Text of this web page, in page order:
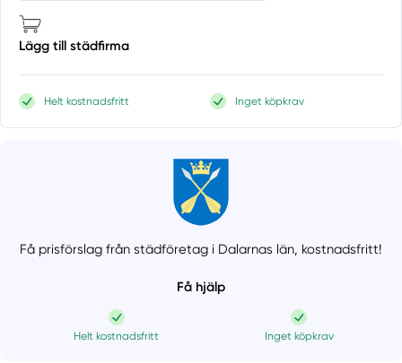
Lägg till städfirma
Helt kostnadsfritt Inget köpkrav
Få prisförslag från städföretag i Dalarnas län, kostnadsfritt!
Få hjälp
Helt kostnadsfritt Inget köpkrav